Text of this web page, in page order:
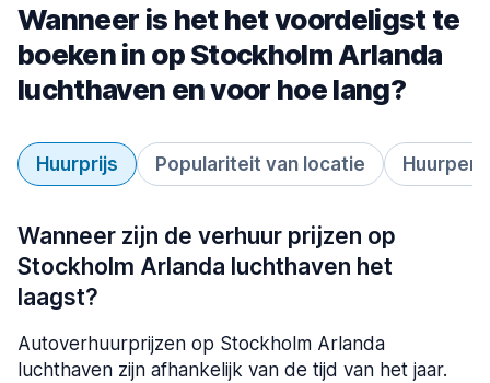
Wanneer is het het voordeligst te
boeken in op Stockholm Arlanda
luchthaven en voor hoe lang?
Huurprijs Populariteit van locatie
Wanneer zijn de verhuur prijzen op
Stockholm Arlanda luchthaven het
laagst?
Autoverhuurprijzen op Stockholm Arlanda
luchthaven zijn afhankelijk van de tijd van het jaar.